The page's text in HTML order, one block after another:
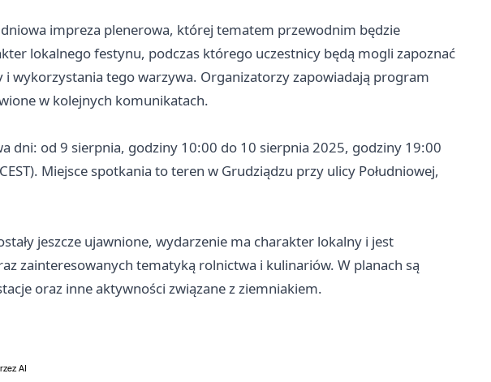
impreza plenerowa, której tematem przewodnim będzie
lokalnego festynu, podczas którego uczestnicy będą mogli zapoznać
wykorzystania tego warzywa. Organizatorzy zapowiadają program
w kolejnych komunikatach.
dni: od 9 sierpnia, godziny 10:00 do 10 sierpnia 2025, godziny 19:00
Miejsce spotkania to teren w Grudziądzu przy ulicy Południowej,
jeszcze ujawnione, wydarzenie ma charakter lokalny i jest
zainteresowanych tematyką rolnictwa i kulinariów. W planach są
oraz inne aktywności związane z ziemniakiem.